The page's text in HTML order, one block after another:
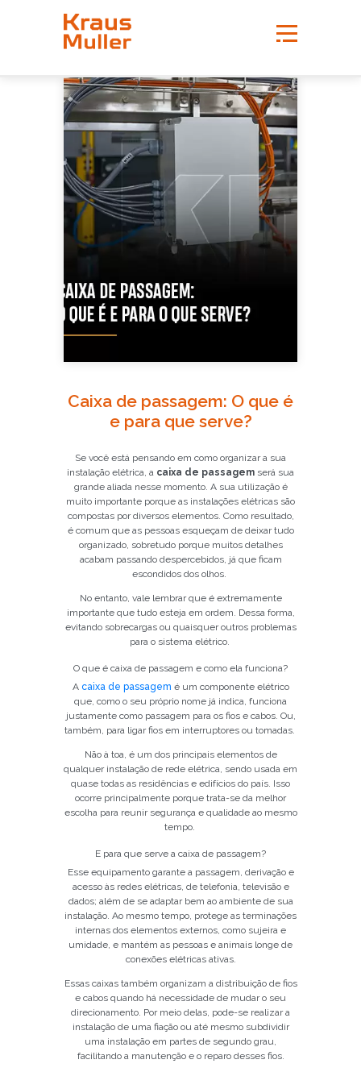
Caixa de passagem: O que é
e para que serve?
Se você está pensando em como organizar a sua
instalação elétrica, a caixa de passagem será sua
grande aliada nesse momento. A sua utilização é
muito importante porque as instalações elétricas são
compostas por diversos elementos. Como resultado,
é comum que as pessoas esqueçam de deixar tudo
organizado, sobretudo porque muitos detalhes
acabam passando despercebidos, já que ficam
escondidos dos olhos.
No entanto, vale lembrar que é extremamente
importante que tudo esteja em ordem. Dessa forma,
evitando sobrecargas ou quaisquer outros problemas
para o sistema elétrico.
O que é caixa de passagem e como ela funciona?
A caixa de passagem é um componente elétrico
que, como o seu próprio nome já indica, funciona
justamente como passagem para os fios e cabos. Ou,
também, para ligar fios em interruptores ou tomadas.
Não à toa, é um dos principais elementos de
qualquer instalação de rede elétrica, sendo usada em
quase todas as residências e edifícios do país. Isso
ocorre principalmente porque trata-se da melhor
escolha para reunir segurança e qualidade ao mesmo
tempo.
E para que serve a caixa de passagem?
Esse equipamento garante a passagem, derivação e
acesso às redes elétricas, de telefonia, televisão e
dados; além de se adaptar bem ao ambiente de sua
instalação. Ao mesmo tempo, protege as terminações
internas dos elementos externos, como sujeira e
umidade, e mantém as pessoas e animais longe de
conexões elétricas ativas.
Essas caixas também organizam a distribuição de fios
e cabos quando há necessidade de mudar o seu
direcionamento. Por meio delas, pode-se realizar a
instalação de uma fiação ou até mesmo subdividir
uma instalação em partes de segundo grau,
facilitando a manutenção e o reparo desses fios.